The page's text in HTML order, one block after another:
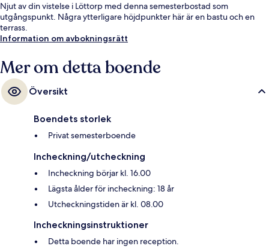
Njut av din vistelse i Löttorp med denna semesterbostad som
utgångspunkt. Några ytterligare höjdpunkter här är en bastu och en
terrass.
Information om avbokningsrätt
Mer om detta boende
Översikt
Boendets storlek
Privat semesterboende
Incheckning/utcheckning
Incheckning börjar kl. 16.00
Lägsta ålder för incheckning: 18 år
Utcheckningstiden är kl. 08.00
Incheckningsinstruktioner
Detta boende har ingen reception.